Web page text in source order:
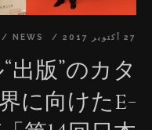
27 أكتوبر 2017 NEWS
出版”のカタ
に向けたe-